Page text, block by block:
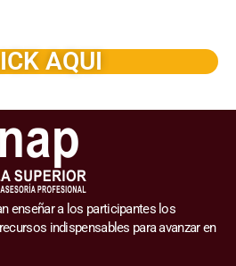
AQUI
enseñar a los participantes los
indispensables para avanzar en